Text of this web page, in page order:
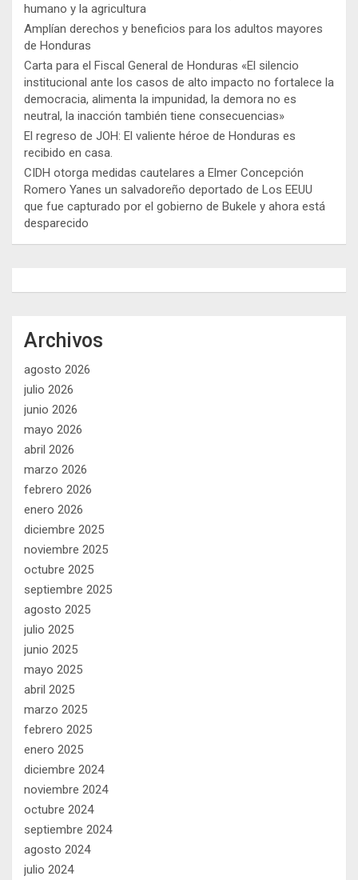
humano y la agricultura
Amplían derechos y beneficios para los adultos mayores
de Honduras
Carta para el Fiscal General de Honduras «El silencio
institucional ante los casos de alto impacto no fortalece la
democracia, alimenta la impunidad, la demora no es
neutral, la inacción también tiene consecuencias»
El regreso de JOH: El valiente héroe de Honduras es
recibido en casa.
CIDH otorga medidas cautelares a Elmer Concepción
Romero Yanes un salvadoreño deportado de Los EEUU
que fue capturado por el gobierno de Bukele y ahora está
desparecido
Archivos
agosto 2026
julio 2026
junio 2026
mayo 2026
abril 2026
marzo 2026
febrero 2026
enero 2026
diciembre 2025
noviembre 2025
octubre 2025
septiembre 2025
agosto 2025
julio 2025
junio 2025
mayo 2025
abril 2025
marzo 2025
febrero 2025
enero 2025
diciembre 2024
noviembre 2024
octubre 2024
septiembre 2024
agosto 2024
julio 2024